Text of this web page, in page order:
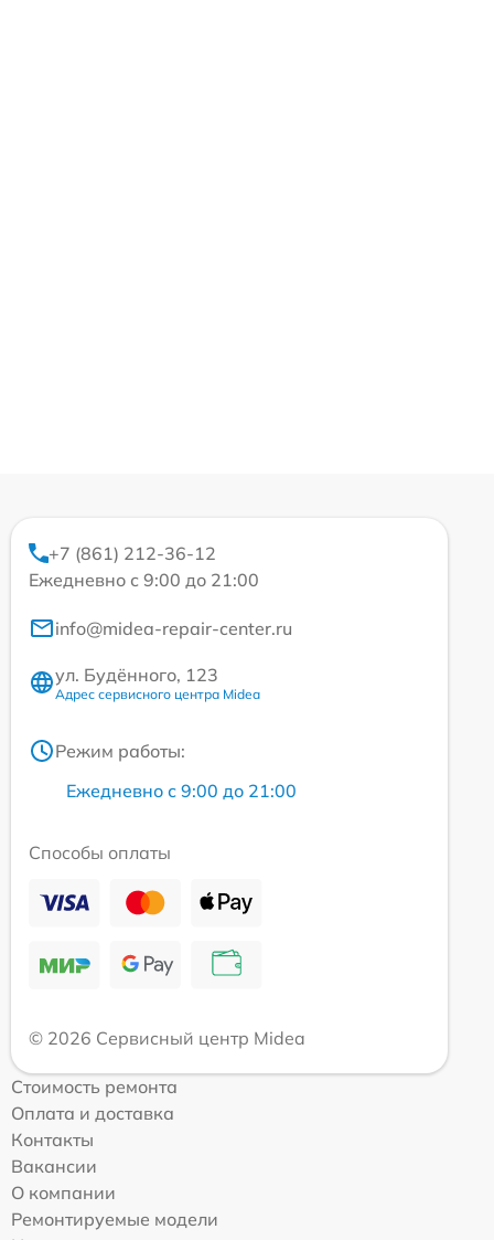
+7 (861) 212-36-12
Ежедневно с 9:00 до 21:00
info@midea-repair-center.ru
ул. Будённого, 123
Адрес сервисного центра Midea
Режим работы:
Ежедневно с 9:00 до 21:00
Способы оплаты
© 2026 Сервисный центр Midea
Стоимость ремонта
Оплата и доставка
Контакты
Вакансии
О компании
Ремонтируемые модели